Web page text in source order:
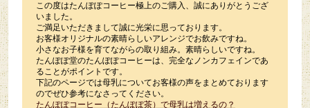
この度はたんぽぽコーヒー極上のご購入、誠にありがとうござ
いました。
ご満足いただきまして誠に光栄に思っております。
お客様オリジナルの素晴らしいアレンジでお飲みですね。
小さなお子様を育てながらの取り組み。素晴らしいですね。
たんぽぽ堂のたんぽぽコーヒーは、完全なノンカフェインであ
ることがポイントです。
下記のページでは母乳についてお客様の声をまとめております
のでぜひ参考になさってください。
たんぽぽコーヒー（たんぽぽ茶）で母乳は増えるの？